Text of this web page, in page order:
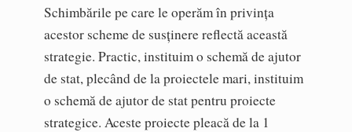
Schimbările pe care le operăm în privința
acestor scheme de susținere reflectă această
strategie. Practic, instituim o schemă de ajutor
de stat, plecând de la proiectele mari, instituim
o schemă de ajutor de stat pentru proiecte
strategice. Aceste proiecte pleacă de la 1